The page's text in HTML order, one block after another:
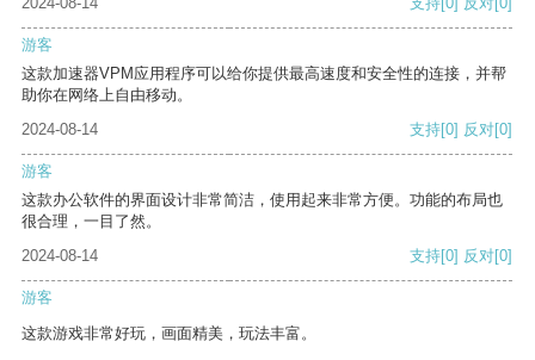
游客
这款加速器VPM应用程序可以给你提供最高速度和安全性的连接，并帮
助你在网络上自由移动。
2024-08-14
支持[0] 反对[0]
游客
这款办公软件的界面设计非常简洁，使用起来非常方便。功能的布局也
很合理，一目了然。
2024-08-14
支持[0] 反对[0]
游客
这款游戏非常好玩，画面精美，玩法丰富。